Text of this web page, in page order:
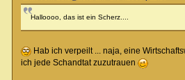
Halloooo, das ist ein Scherz....
Hab ich verpeilt ... naja, eine
ich jede Schandtat zuzutrauen